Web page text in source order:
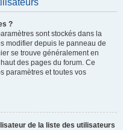
?
sont stockés dans la
modifier depuis le panneau de
se trouve généralement en
des pages du forum. Ce
paramètres et toutes vos
de la liste des utilisateurs